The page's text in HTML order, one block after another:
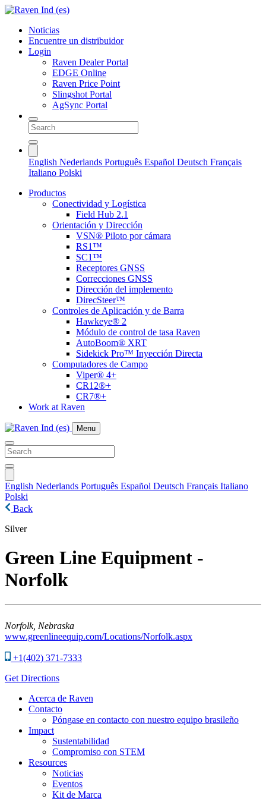
Noticias
Encuentre un distribuidor
Login
Raven Dealer Portal
EDGE Online
Raven Price Point
Slingshot Portal
AgSync Portal
English Nederlands Português Español Deutsch Français
Italiano Polski
Productos
Conectividad y Logística
Field Hub 2.1
Orientación y Dirección
VSN® Piloto por cámara
RS1™
SC1™
Receptores GNSS
Correcciones GNSS
Dirección del implemento
DirecSteer™
Controles de Aplicación y de Barra
Hawkeye® 2
Módulo de control de tasa Raven
AutoBoom® XRT
Sidekick Pro™ Inyección Directa
Computadores de Campo
Viper® 4+
CR12®+
CR7®+
Work at Raven
Menu
English Nederlands Português Español Deutsch Français Italiano
Polski
Back
Silver
Green Line Equipment -
Norfolk
Norfolk, Nebraska
www.greenlineequip.com/Locations/Norfolk.aspx
+1(402) 371-7333
Get Directions
Acerca de Raven
Contacto
Póngase en contacto con nuestro equipo brasileño
Impact
Sustentabilidad
Compromiso con STEM
Resources
Noticias
Eventos
Kit de Marca